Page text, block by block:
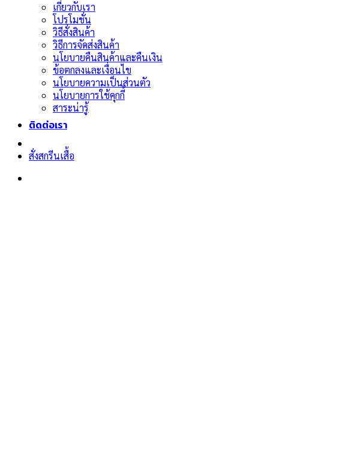
เกี่ยวกับเรา
โปรโมชั่น
วิธีสั่งสินค้า
วิธีการจัดส่งสินค้า
นโยบายคืนสินค้าและคืนเงิน
ข้อตกลงและเงื่อนไข
นโยบายความเป็นส่วนตัว
นโยบายการใช้คุกกี้
สาระน่ารู้
ติดต่อเรา
สั่งสกรีนเสื้อ